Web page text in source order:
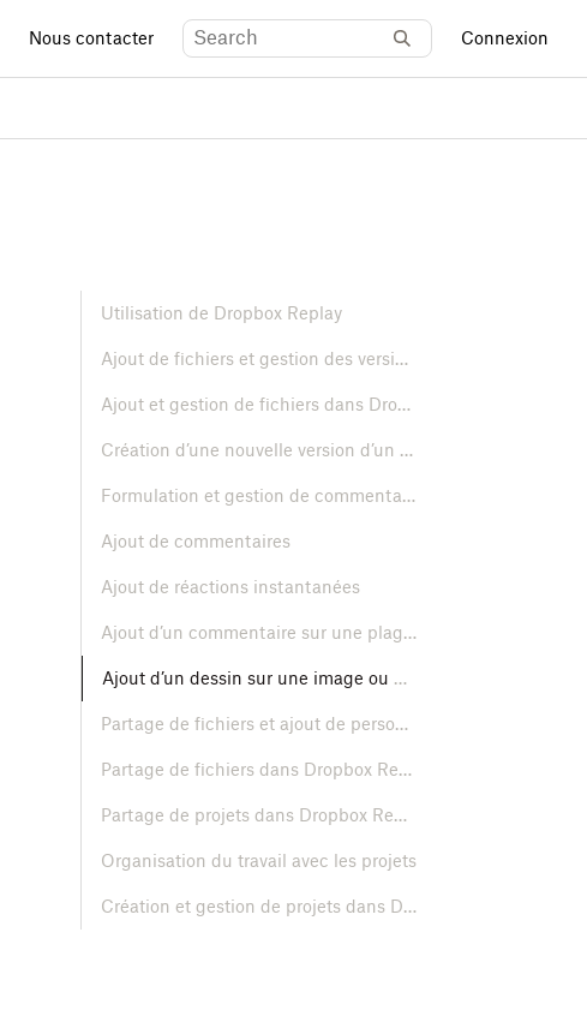
Nous contacter Connexion
Utilisation de Dropbox Replay
Ajout de fichiers et gestion des versions
Ajout et gestion de fichiers dans Dropbox Replay
Création d’une nouvelle version d’un fichier dans Dropbox Replay
Formulation et gestion de commentaires
Ajout de commentaires
Ajout de réactions instantanées
Ajout d’un commentaire sur une plage de temps
Ajout d’un dessin sur une image ou une vidéo
Partage de fichiers et ajout de personnes à des projets
Partage de fichiers dans Dropbox Replay
Partage de projets dans Dropbox Replay
Organisation du travail avec les projets
Création et gestion de projets dans Dropbox Replay